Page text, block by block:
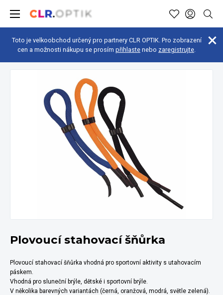
Toto je velkoobchod určený pro partnery CLR OPTIK. Pro zobrazení
cen a možnosti nákupu se prosím přihlaste nebo zaregistrujte.
Doplňky Šňůrky
Plovoucí stahovací šňůrka
Plovoucí stahovací šňůrka vhodná pro sportovní aktivity s utahovacím
páskem.
Vhodná pro sluneční brýle, dětské i sportovní brýle.
V několika barevných variantách (černá, oranžová, modrá, světle zelená).